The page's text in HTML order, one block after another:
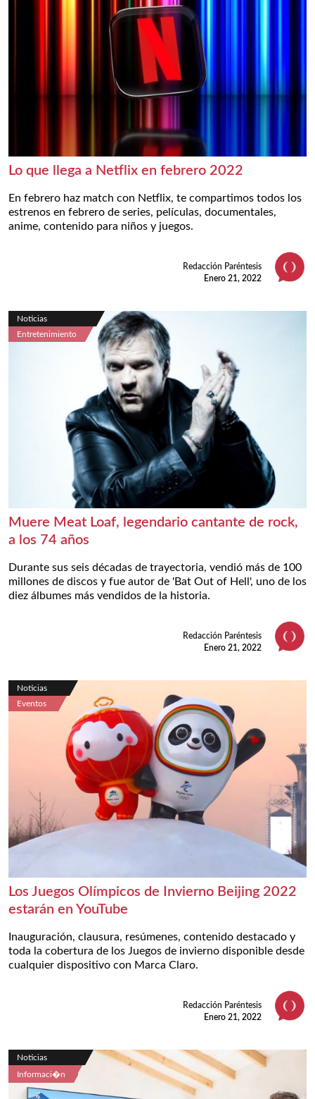
Lo que llega a Netflix en febrero 2022
En febrero haz match con Netflix, te compartimos todos los
estrenos en febrero de series, películas, documentales,
anime, contenido para niños y juegos.
Redacción Paréntesis
Enero 21, 2022
Noticias
Entretenimiento
Muere Meat Loaf, legendario cantante de rock,
a los 74 años
Durante sus seis décadas de trayectoria, vendió más de 100
millones de discos y fue autor de 'Bat Out of Hell', uno de los
diez álbumes más vendidos de la historia.
Redacción Paréntesis
Enero 21, 2022
Noticias
Eventos
Los Juegos Olímpicos de Invierno Beijing 2022
estarán en YouTube
Inauguración, clausura, resúmenes, contenido destacado y
toda la cobertura de los Juegos de invierno disponible desde
cualquier dispositivo con Marca Claro.
Redacción Paréntesis
Enero 21, 2022
Noticias
Informaci�n